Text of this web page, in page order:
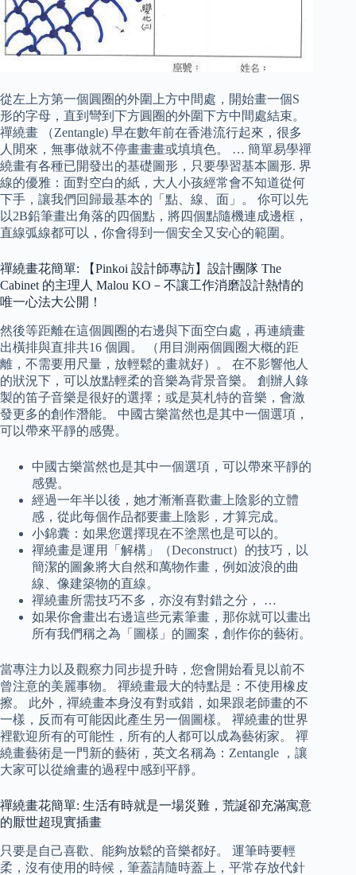
從左上方第一個圓圈的外圍上方中間處，開始畫一個S
形的字母，直到彎到下方圓圈的外圍下方中間處結束。
禪繞畫 （Zentangle) 早在數年前在香港流行起來，很多
人閒來，無事做就不停畫畫畫或填填色。 … 簡單易學禪
繞畫有各種已開發出的基礎圖形，只要學習基本圖形. 界
線的優雅：面對空白的紙，大人小孩經常會不知道從何
下手，讓我們回歸最基本的「點、線、面」。 你可以先
以2B鉛筆畫出角落的四個點，將四個點隨機連成邊框，
直線弧線都可以，你會得到一個安全又安心的範圍。
禪繞畫花簡單: 【Pinkoi 設計師專訪】設計團隊 The
Cabinet 的主理人 Malou KO－不讓工作消磨設計熱情的
唯一心法大公開！
然後等距離在這個圓圈的右邊與下面空白處，再連續畫
出橫排與直排共16 個圓。 （用目測兩個圓圈大概的距
離，不需要用尺量，放輕鬆的畫就好）。 在不影響他人
的狀況下，可以放點輕柔的音樂為背景音樂。 創辦人錄
製的笛子音樂是很好的選擇；或是莫札特的音樂，會激
發更多的創作潛能。 中國古樂當然也是其中一個選項，
可以帶來平靜的感覺。
中國古樂當然也是其中一個選項，可以帶來平靜的
感覺。
經過一年半以後，她才漸漸喜歡畫上陰影的立體
感，從此每個作品都要畫上陰影，才算完成。
小錦囊：​​如果您選擇現在不塗黑也是可以的。
禪繞畫是運用「解構」（Deconstruct）的技巧，以
簡潔的圖象將大自然和萬物作畫，例如波浪的曲
線、像建築物的直線。
禪繞畫所需技巧不多，亦沒有對錯之分， …
如果你會畫出右邊這些元素筆畫，那你就可以畫出
所有我們稱之為「圖樣」的圖案，創作你的藝術。
當專注力以及觀察力同步提升時，您會開始看見以前不
曾注意的美麗事物。 禪繞畫最大的特點是：不使用橡皮
擦。 此外，禪繞畫本身沒有對或錯，如果跟老師畫的不
一樣，反而有可能因此產生另一個圖樣。 禪繞畫的世界
裡歡迎所有的可能性，所有的人都可以成為藝術家。 禪
繞畫藝術是一門新的藝術，英文名稱為：Zentangle ，讓
大家可以從繪畫的過程中感到平靜。
禪繞畫花簡單: 生活有時就是一場災難，荒誕卻充滿寓意
的厭世超現實插畫
只要是自己喜歡、能夠放鬆的音樂都好。 運筆時要輕
柔，沒有使用的時候，筆蓋請隨時蓋上，平常存放代針